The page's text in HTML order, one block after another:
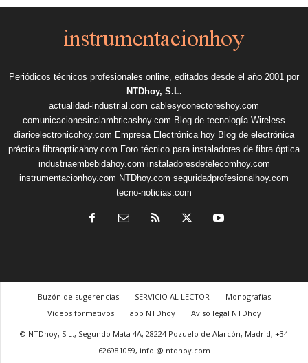
Periódicos técnicos profesionales online, editados desde el año 2001 por
NTDhoy, S.L.
actualidad-industrial.com cablesyconectoreshoy.com
comunicacionesinalambricashoy.com Blog de tecnología Wireless
diarioelectronicohoy.com Empresa Electrónica hoy Blog de electrónica
práctica fibraopticahoy.com Foro técnico para instaladores de fibra óptica
industriaembebidahoy.com instaladoresdetelecomhoy.com
instrumentacionhoy.com NTDhoy.com seguridadprofesionalhoy.com
tecno-noticias.com
Buzón de sugerencias SERVICIO AL LECTOR
Monografías
Vídeos formativos
app NTDhoy
Aviso legal NTDhoy
© NTDhoy, S.L., Segundo Mata 4A, 28224 Pozuelo de Alarcón, Madrid, +34
626981059, info @ ntdhoy.com